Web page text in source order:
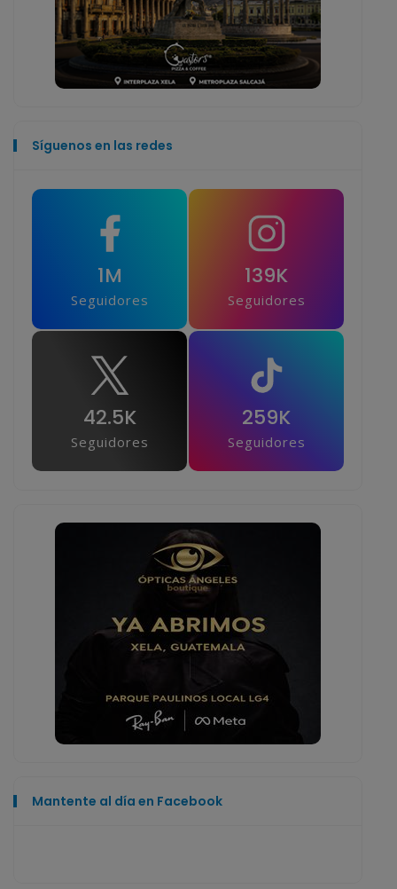
Síguenos en las redes
1M
Seguidores
139K
Seguidores
42.5K
Seguidores
259K
Seguidores
Mantente al día en Facebook